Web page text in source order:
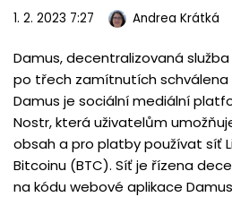
1. 2. 2023 7:27 Andrea Krátká
Damus, decentralizovaná
po třech zamítnutích schválena
Damus je sociální mediální
Nostr, která uživatelům
obsah a pro platby používat síť
Bitcoinu (BTC). Síť je řízena
na kódu webové aplikace